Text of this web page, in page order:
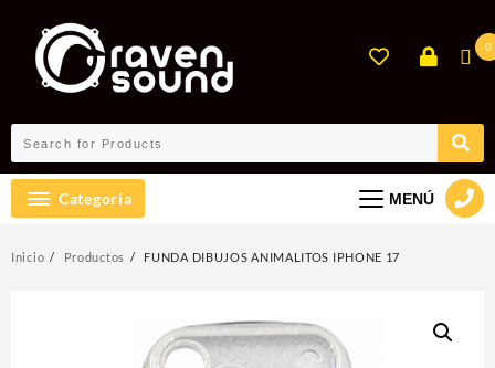
contenido
0
Categoría MENÚ
Inicio Productos FUNDA DIBUJOS ANIMALITOS IPHONE 17